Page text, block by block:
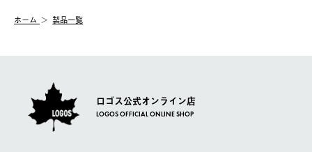
【配送業者】
佐川急便にて配送されます。
一度お手元の商品を返品いただき、ご希望商品を再注文してくだ
ホーム 製品一覧
ロゴス公式オンライン店
LOGOS OFFICIAL ONLINE SHOP